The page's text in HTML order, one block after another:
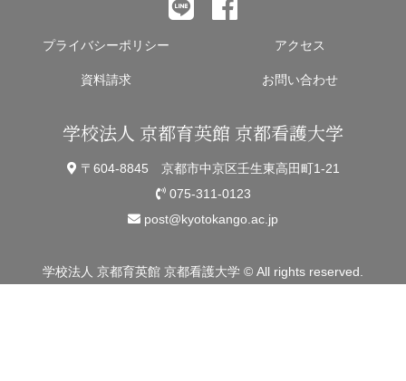
プライバシーポリシー アクセス
資料請求 お問い合わせ
学校法人 京都育英館 京都看護大学
〒604-8845 京都市中京区壬生東高田町1-21
075-311-0123
post@kyotokango.ac.jp
学校法人 京都育英館 京都看護大学 © All rights reserved.